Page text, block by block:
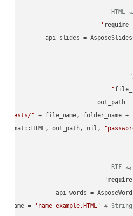
require
api_slides =
" + file_name, folder_name +
require
api_words =
name =
'name_example.HTML' # String